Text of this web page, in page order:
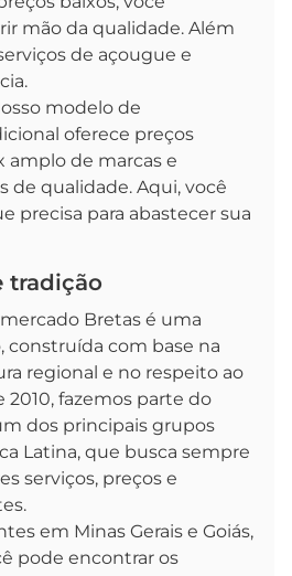
mão da qualidade. Além
de açougue e
modelo de
oferece preços
amplo de marcas e
de qualidade. Aqui, você
precisa para abastecer sua
tradição
Bretas é uma
construída com base na
regional e no respeito ao
fazemos parte do
dos principais grupos
Latina, que busca sempre
serviços, preços e
em Minas Gerais e Goiás,
pode encontrar os